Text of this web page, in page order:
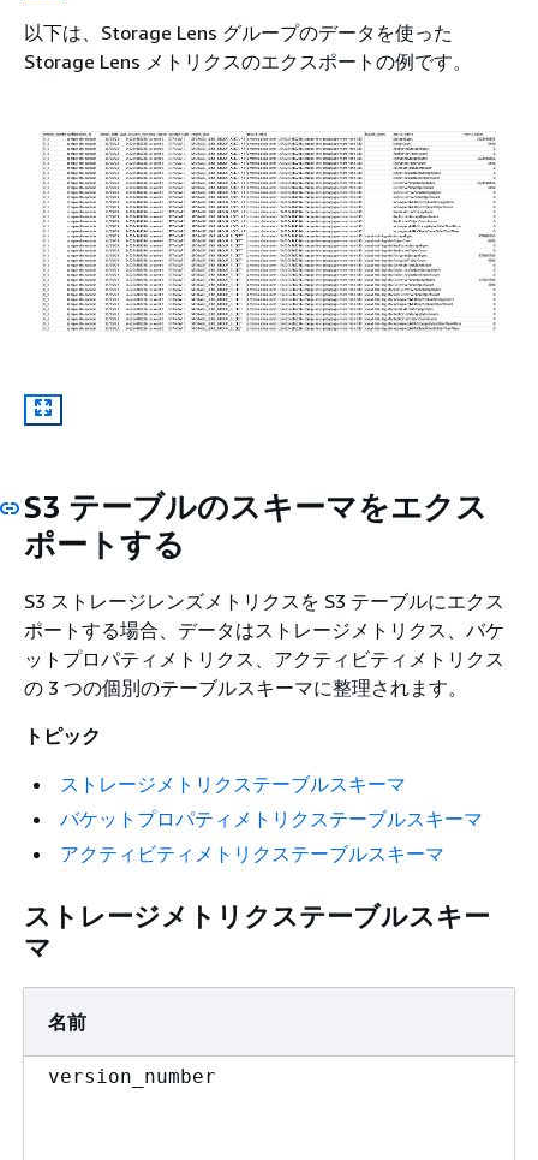
以下は、Storage Lens グループのデータを使った
Storage Lens メトリクスのエクスポートの例です。
S3 テーブルのスキーマをエクス
ポートする
S3 ストレージレンズメトリクスを S3 テーブルにエクス
ポートする場合、データはストレージメトリクス、バケ
ットプロパティメトリクス、アクティビティメトリクス
の 3 つの個別のテーブルスキーマに整理されます。
トピック
ストレージメトリクステーブルスキーマ
バケットプロパティメトリクステーブルスキーマ
アクティビティメトリクステーブルスキーマ
ストレージメトリクステーブルスキー
マ
名前
version_number